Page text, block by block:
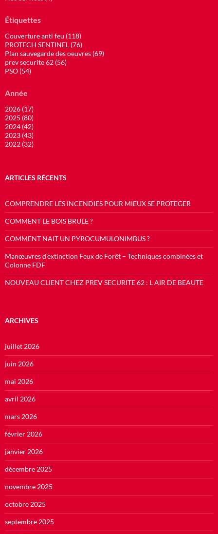
Étiquettes
Couverture anti feu (118)
PROTECH SENTINEL (76)
Plan sauvegarde des oeuvres (69)
prev securite 62 (56)
PSO (54)
Année
2026 (17)
2025 (80)
2024 (42)
2023 (43)
2022 (32)
ARTICLES RÉCENTS
COMPRENDRE LES INCENDIES POUR MIEUX SE PROTEGER
COMMENT LE BOIS BRULE ?
COMMENT NAIT UN PYROCUMULONIMBUS ?
Manœuvres d’extinction Feux de Forêt – Techniques combinées et
Colonne FDF
NOUVEAU CLIENT CHEZ PREV SECURITE 62 : L AIR DE BEAUTE
ARCHIVES
juillet 2026
juin 2026
mai 2026
avril 2026
mars 2026
février 2026
janvier 2026
décembre 2025
novembre 2025
octobre 2025
septembre 2025